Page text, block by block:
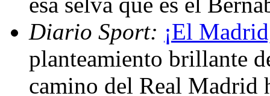
Diario Sport: ¡El
planteamiento brillante
camino del Real Madrid